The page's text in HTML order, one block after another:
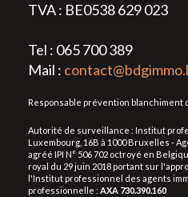
TVA : BE0538 629 023
Tel : 065 700 389
Mail :
Responsable prévention blanchiment
Autorité de surveillance : Institut
Luxembourg, 16B à 1000 Bruxelles -
agréé IPI N° 506 702 octroyé en
royal du 29 juin 2018 portant sur
l'Institut professionnel des agents
professionnelle : AXA 730.390.160